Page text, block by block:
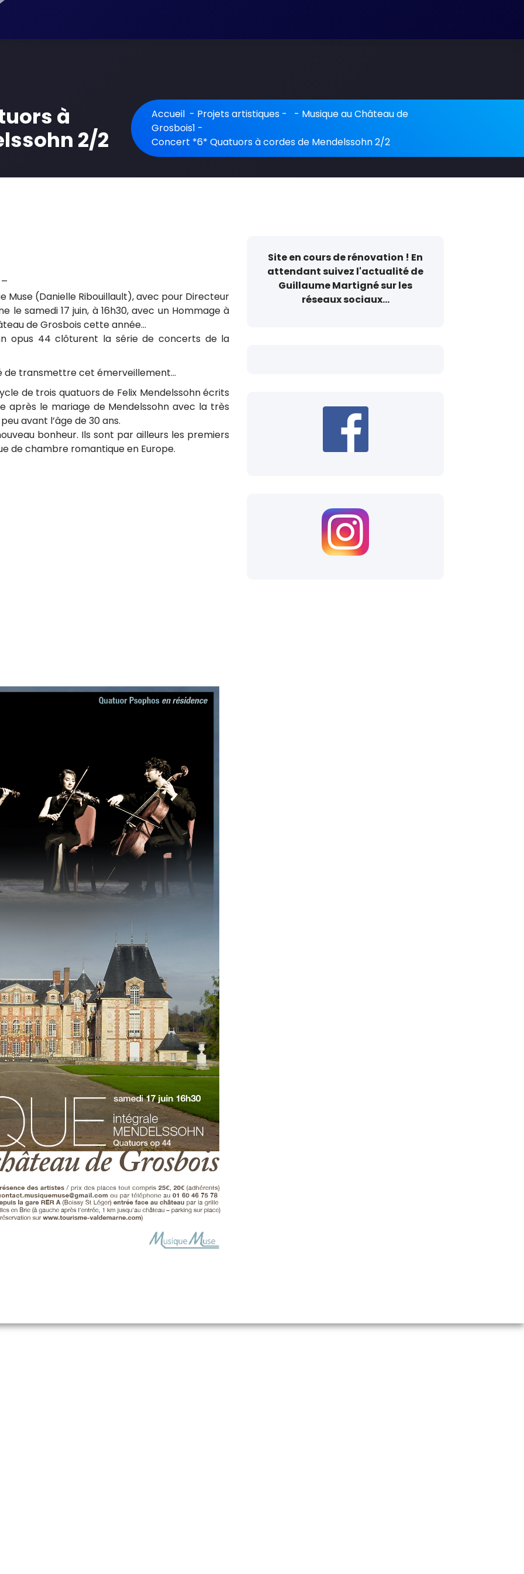
à
2/2
Accueil - Projets artistiques - - Musique au Château de
Grosbois1 -
Concert *6* Quatuors à cordes de Mendelssohn 2/2
Muse (Danielle Ribouillault), avec pour Directeur
le samedi 17 juin, à 16h30, avec un Hommage à
de Grosbois cette année…
opus 44 clôturent la série de concerts de la
de transmettre cet émerveillement…
de trois quatuors de Felix Mendelssohn écrits
après le mariage de Mendelssohn avec la très
avant l’âge de 30 ans.
bonheur. Ils sont par ailleurs les premiers
de chambre romantique en Europe.
Site en cours de rénovation ! En
attendant suivez l'actualité de
Guillaume Martigné sur les
réseaux sociaux...